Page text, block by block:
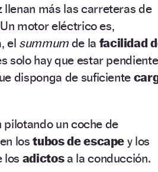
llenan más las carreteras de
motor eléctrico es,
el summum de la facilidad
solo hay que estar pendiente
disponga de suficiente
pilotando un coche de
lostubos de escape y los
los adictosa la conducción.